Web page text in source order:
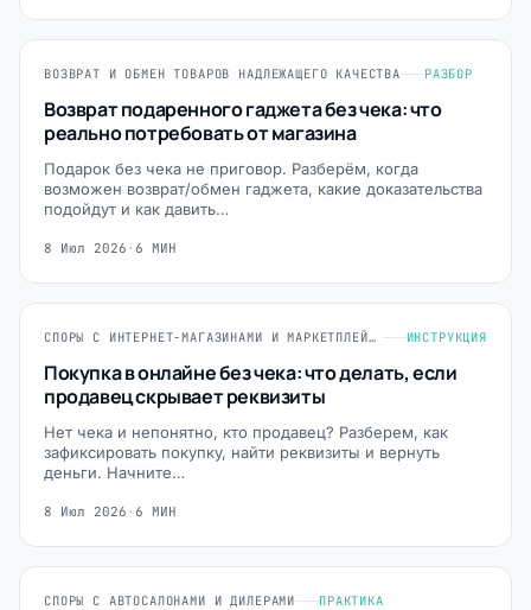
ВОЗВРАТ И ОБМЕН ТОВАРОВ НАДЛЕЖАЩЕГО КАЧЕСТВА РАЗБОР
Возврат подаренного гаджета без чека: что
реально потребовать от магазина
Подарок без чека не приговор. Разберём, когда
возможен возврат/обмен гаджета, какие доказательства
подойдут и как давить…
8 Июл 2026 · 6 МИН
СПОРЫ С ИНТЕРНЕТ-МАГАЗИНАМИ И МАРКЕТПЛЕЙСАМИ ИНСТРУКЦИЯ
Покупка в онлайне без чека: что делать, если
продавец скрывает реквизиты
Нет чека и непонятно, кто продавец? Разберем, как
зафиксировать покупку, найти реквизиты и вернуть
деньги. Начните…
8 Июл 2026 · 6 МИН
СПОРЫ С АВТОСАЛОНАМИ И ДИЛЕРАМИ ПРАКТИКА